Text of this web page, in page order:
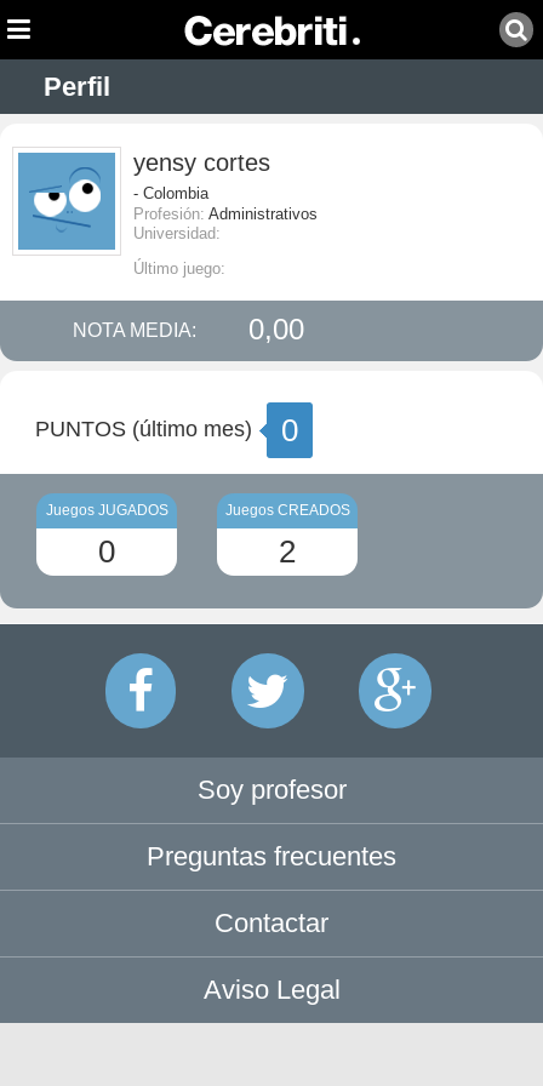
Perfil
yensy cortes
- Colombia
Profesión: Administrativos
Universidad:
Último juego:
NOTA MEDIA: 0,00
PUNTOS (último mes) 0
Juegos JUGADOS
0
Juegos CREADOS
2
Soy profesor
Preguntas frecuentes
Contactar
Aviso Legal